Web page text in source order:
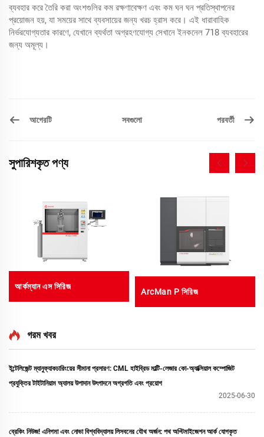
ব্যবহার করে তৈরি করা অংশগুলির কম রক্ষণাবেক্ষণ এবং কম ঘন ঘন প্রতিস্থাপনের
প্রয়োজন হয়, যা সময়ের সাথে ব্যবসায়ের জন্য খরচ হ্রাস করে। এই ধারাবাহিক
নির্ভরযোগ্যতার কারণে, যেখানে ব্যর্থতা অগ্রহণযোগ্য সেখানে ইনকনেল 718 ব্যবহারের
জন্য অমূল্য।
আগেরটি সবগুলো পরবর্তী
সুপারিশকৃত পণ্য
আর্কম্যান এস সিরিজ
ArcMan P সিরিজ
গরম খবর
ইন্টেলিজেন্ট ম্যানুফ্যাকচারিংয়ের সীমানা প্রসারণ: CML হাইব্রিড মাল্টি-লেজার কো-অ্যাক্সিয়াল কম্পোজিট
প্রযুক্তির টাইটানিয়াম অ্যালয় উপাদান উৎপাদনে অগ্রগতি এবং প্রয়োগ
2025-06-30
ব্রেকিং নিউজ! এনিগমা এবং নোভা বিশ্ববিদ্যালয় লিসবনের যৌথ অর্জন: পথ অপ্টিমাইজেশন আর্ক যোগকৃত